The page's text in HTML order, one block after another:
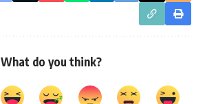
What do you think?